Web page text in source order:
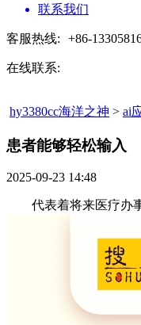
联系我们
客服热线: +86-
在线联系:
hy3380cc海洋之神 > ai
患者能够轻松输入​
2025-09-23 14:48
代表着将来医疗办